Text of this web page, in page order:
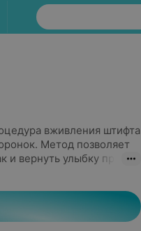
вживления штифта
Метод позволяет
и вернуть улыбку при
вживления штифта и
(наиболее часто
в несколько